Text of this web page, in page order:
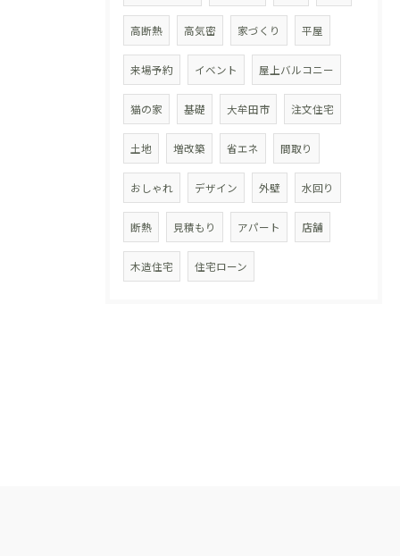
高断熱 高気密 家づくり 平屋
来場予約 イベント 屋上バルコニー
猫の家 基礎 大牟田市 注文住宅
土地 増改築 省エネ 間取り
おしゃれ デザイン 外壁 水回り
断熱 見積もり アパート 店舗
木造住宅 住宅ローン